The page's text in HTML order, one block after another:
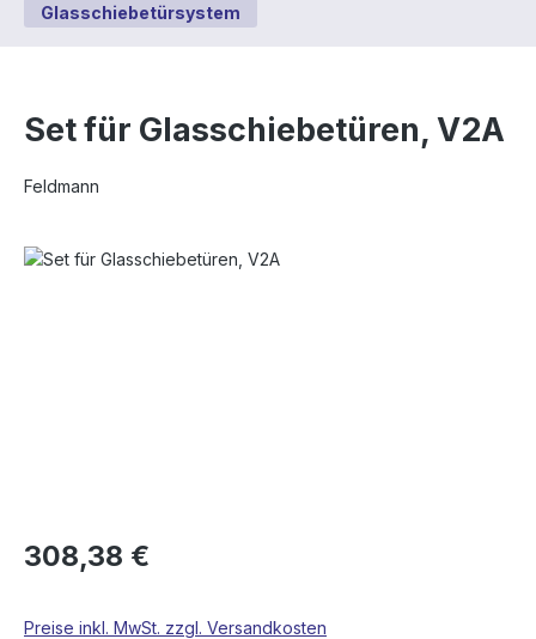
Glasschiebetürsystem
Set für Glasschiebetüren, V2A
Feldmann
Bildergalerie überspringen
308,38 €
Preise inkl. MwSt. zzgl. Versandkosten